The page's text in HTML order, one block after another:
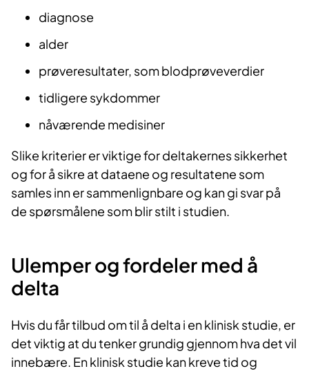
diagnose
alder
prøveresultater, som blodprøveverdier
tidligere sykdommer
nåværende medisiner
Slike kriterier er viktige for deltakernes sikkerhet
og for å sikre at dataene og resultatene som
samles inn er sammenlignbare og kan gi svar på
de spørsmålene som blir stilt i studien.
Ulemper og fordeler med å
delta
Hvis du får tilbud om til å delta i en klinisk studie, er
det viktig at du tenker grundig gjennom hva det vil
innebære. En klinisk studie kan kreve tid og